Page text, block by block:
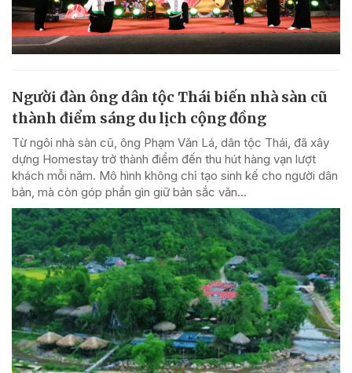
Người đàn ông dân tộc Thái biến nhà sàn cũ
thành điểm sáng du lịch cộng đồng
Từ ngôi nhà sàn cũ, ông Phạm Văn Lá, dân tộc Thái, đã xây
dựng Homestay trở thành điểm đến thu hút hàng vạn lượt
khách mỗi năm. Mô hình không chỉ tạo sinh kế cho người dân
bản, mà còn góp phần gìn giữ bản sắc văn...